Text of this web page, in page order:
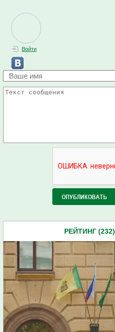
Войти
РЕЙТИНГ (232)